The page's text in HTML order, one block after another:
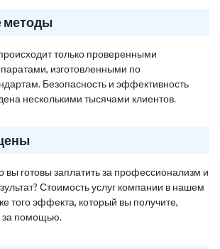
методы
только проверенными
изготовленными по
Безопасность и эффективность
несколькими тысячами клиентов.
вы готовы заплатить за профессионализм и
Стоимость услуг компании в нашем
того эффекта, который вы получите,
за помощью.